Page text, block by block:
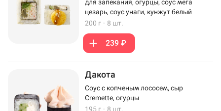
для запекания, огурцы, соус мега
цезарь, соус унаги, кунжут белый
200 г · 8 шт.
239 ₽
Дакота
Соус с копченым лососем, сыр
Cremette, огурцы
195 г · 8 шт.